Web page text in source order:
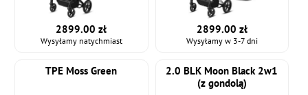
2899.00 zł
Wysyłamy natychmiast
2899.00 zł
Wysyłamy w 3-7 dni
TPE Moss Green
2.0 BLK Moon Black 2w1
(z gondolą)